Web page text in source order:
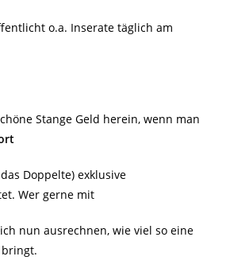
o.a. Inserate täglich am
Stange Geld herein, wenn man
Doppelte) exklusive
Wer gerne mit
nun ausrechnen, wie viel so eine
bringt.